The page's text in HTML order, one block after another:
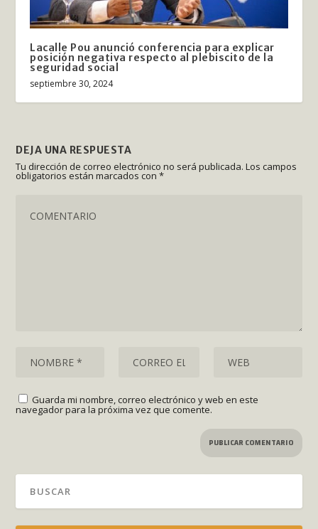
Lacalle Pou anunció conferencia para explicar
posición negativa respecto al plebiscito de la
seguridad social
septiembre 30, 2024
DEJA UNA RESPUESTA
Tu dirección de correo electrónico no será publicada. Los campos
obligatorios están marcados con*
Guarda mi nombre, correo electrónico y web en este
navegador para la próxima vez que comente.